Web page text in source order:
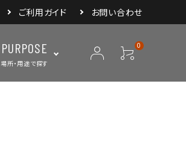
ご利用ガイド お問い合わせ
PURPOSE
場所・用途で探す
0